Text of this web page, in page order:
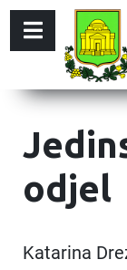
odjel
Katarina